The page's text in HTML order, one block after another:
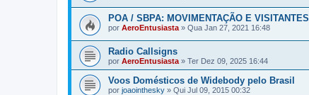
POA / SBPA: MOVIMENTAÇÃO E VISITANTES
por AeroEntusiasta » Qua Jan 27, 2021 16:48
Radio Callsigns
por AeroEntusiasta » Ter Dez 09, 2025 16:44
Voos Domésticos de Widebody pelo Brasil
por joaointhesky » Qui Jul 09, 2015 00:32